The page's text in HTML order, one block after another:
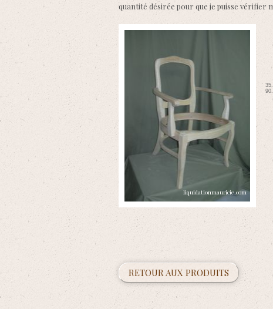
quantité désirée pour que je puisse vérifier
RETOUR AUX PRODUITS